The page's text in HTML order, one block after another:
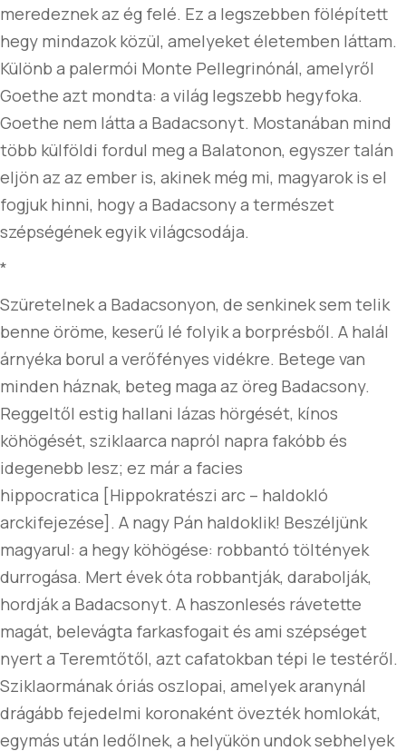
meredeznek az ég felé. Ez a legszebben fölépített
hegy mindazok közül, amelyeket életemben láttam.
Különb a palermói Monte Pellegrinónál, amelyről
Goethe azt mondta: a világ legszebb hegyfoka.
Goethe nem látta a Badacsonyt. Mostanában mind
több külföldi fordul meg a Balatonon, egyszer talán
eljön az az ember is, akinek még mi, magyarok is el
fogjuk hinni, hogy a Badacsony a természet
szépségének egyik világcsodája.
*
Szüretelnek a Badacsonyon, de senkinek sem telik
benne öröme, keserű lé folyik a borprésből. A halál
árnyéka borul a verőfényes vidékre. Betege van
minden háznak, beteg maga az öreg Badacsony.
Reggeltől estig hallani lázas hörgését, kínos
köhögését, sziklaarca napról napra fakóbb és
idegenebb lesz; ez már a facies
hippocratica [Hippokratészi arc – haldokló
arckifejezése]. A nagy Pán haldoklik! Beszéljünk
magyarul: a hegy köhögése: robbantó töltények
durrogása. Mert évek óta robbantják, darabolják,
hordják a Badacsonyt. A haszonlesés rávetette
magát, belevágta farkasfogait és ami szépséget
nyert a Teremtőtől, azt cafatokban tépi le testéről.
Sziklaormának óriás oszlopai, amelyek aranynál
drágább fejedelmi koronaként övezték homlokát,
egymás után ledőlnek, a helyükön undok sebhelyek